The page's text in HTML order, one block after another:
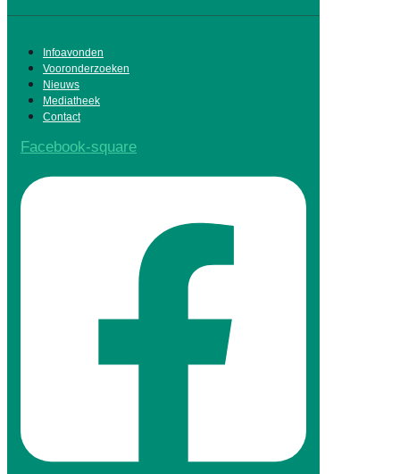
Infoavonden
Vooronderzoeken
Nieuws
Mediatheek
Contact
Facebook-square